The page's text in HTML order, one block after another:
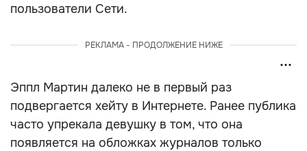
пользователи Сети.
РЕКЛАМА - ПРОДОЛЖЕНИЕ НИЖЕ
Эппл Мартин далеко не в первый раз
подвергается хейту в Интернете. Ранее публика
часто упрекала девушку в том, что она
появляется на обложках журналов только